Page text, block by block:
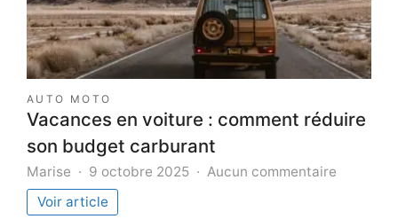
AUTO MOTO
Vacances en voiture : comment réduire
son budget carburant
Marise 9 octobre 2025 Aucun commentaire
Voir article